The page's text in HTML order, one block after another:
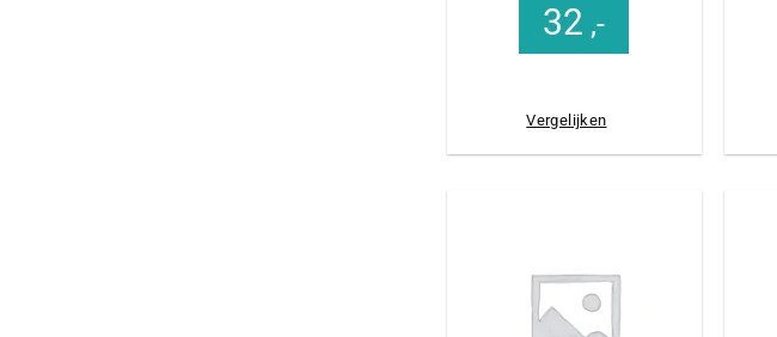
32 ,-
Vergelijken